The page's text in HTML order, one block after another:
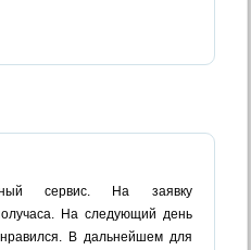
сервис. На заявку
На следующий день
В дальнейшем для